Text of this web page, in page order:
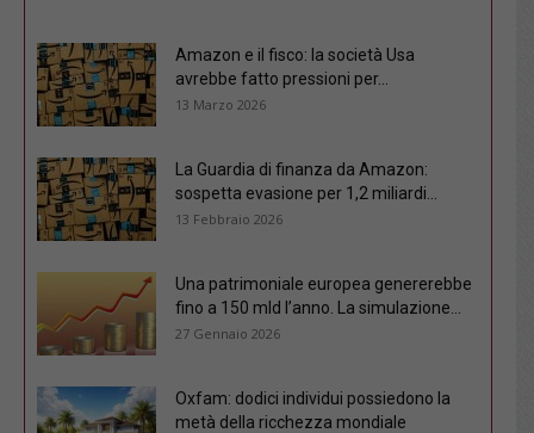
Amazon e il fisco: la società Usa
avrebbe fatto pressioni per...
13 Marzo 2026
La Guardia di finanza da Amazon:
sospetta evasione per 1,2 miliardi...
13 Febbraio 2026
Una patrimoniale europea genererebbe
fino a 150 mld l’anno. La simulazione...
27 Gennaio 2026
Oxfam: dodici individui possiedono la
metà della ricchezza mondiale